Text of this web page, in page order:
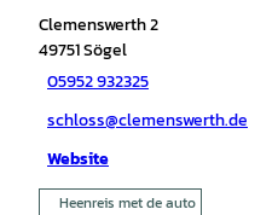
Clemenswerth 2
49751Sögel
05952 932325
schloss@clemenswerth.de
Website
Heenreis met de auto